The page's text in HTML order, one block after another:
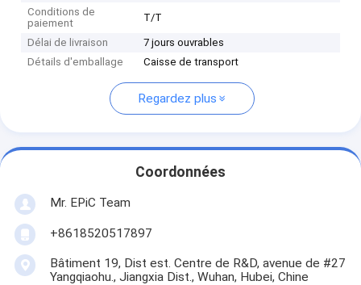
Conditions de
paiement
T/T
Délai de livraison
7 jours ouvrables
Détails d'emballage
Caisse de transport
Regardez plus
Coordonnées
Mr. EPiC Team
+8618520517897
Bâtiment 19, Dist est. Centre de R&D, avenue de #27
Yangqiaohu., Jiangxia Dist., Wuhan, Hubei, Chine